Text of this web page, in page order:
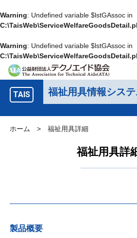
Warning: Undefined variable $lstGAssoc in
Warning: Undefined variable $lstGAssoc in
TAIS 福祉用具情報システ
ホーム > 福祉用具詳細
福祉用具詳
製品概要